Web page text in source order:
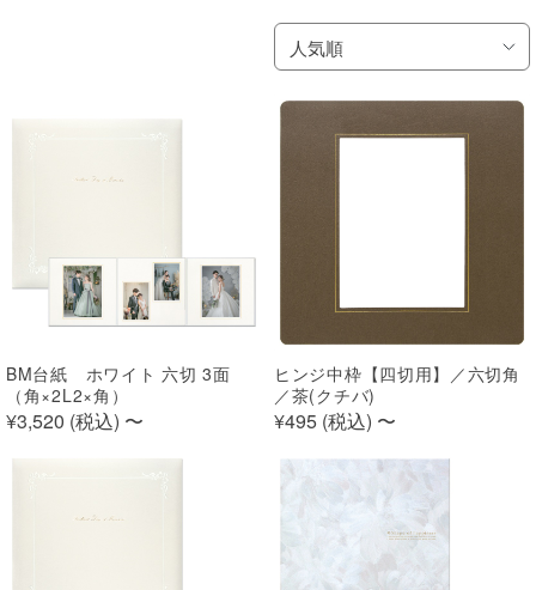
人気順
BM台紙 ホワイト 六切 3面
（角×2L2×角）
¥3,520 (税込) 〜
ヒンジ中枠【四切用】／六切角
／茶(クチバ)
¥495 (税込) 〜